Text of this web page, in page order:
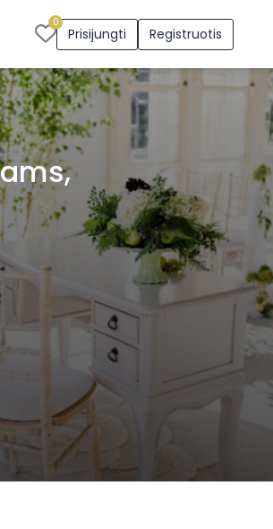
0
Prisijungti Registruotis